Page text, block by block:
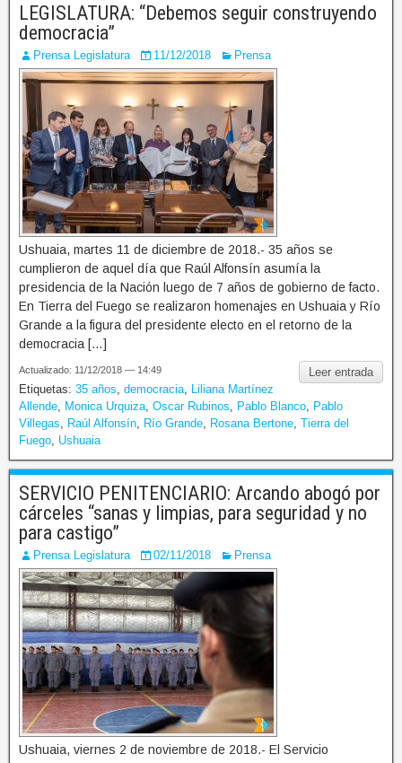
LEGISLATURA: “Debemos seguir construyendo
democracia”
Prensa Legislatura 11/12/2018 Prensa
Ushuaia, martes 11 de diciembre de 2018.- 35 años se
cumplieron de aquel día que Raúl Alfonsín asumía la
presidencia de la Nación luego de 7 años de gobierno de facto.
En Tierra del Fuego se realizaron homenajes en Ushuaia y Río
Grande a la figura del presidente electo en el retorno de la
democracia […]
Leer entrada
Actualizado: 11/12/2018 — 14:49
Etiquetas: 35 años democracia
Liliana Martínez
Allende
Monica Urquiza Oscar Rubinos Pablo Blanco
Pablo
Villegas
Raúl Alfonsín Río Grande Rosana Bertone Tierra del
Fuego Ushuaia
SERVICIO PENITENCIARIO: Arcando abogó por
cárceles “sanas y limpias, para seguridad y no
para castigo”
Prensa Legislatura 02/11/2018 Prensa
Ushuaia, viernes 2 de noviembre de 2018.- El Servicio